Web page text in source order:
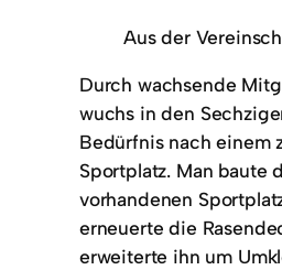
Aus der
Durch wachsende
wuchs in den
Bedürfnis nach einem
Sportplatz. Man baute
vorhandenen
erneuerte die
erweiterte ihn um